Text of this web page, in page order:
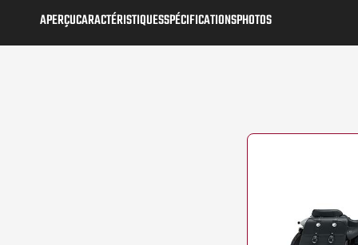
APERÇUCARACTÉRISTIQUESSPÉCIFICATIONSPHOTOS